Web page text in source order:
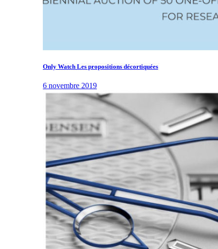
Only Watch Les propositions décortiquées
6 novembre 2019